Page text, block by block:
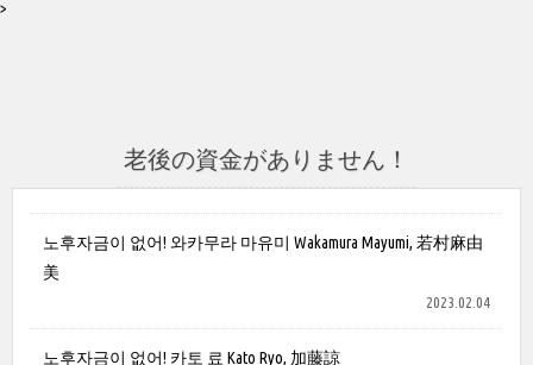
>
老後の資金がありません！
노후자금이 없어! 와카무라 마유미 Wakamura Mayumi, 若村麻由
美
2023.02.04
노후자금이 없어! 카토 료 Kato Ryo, 加藤諒